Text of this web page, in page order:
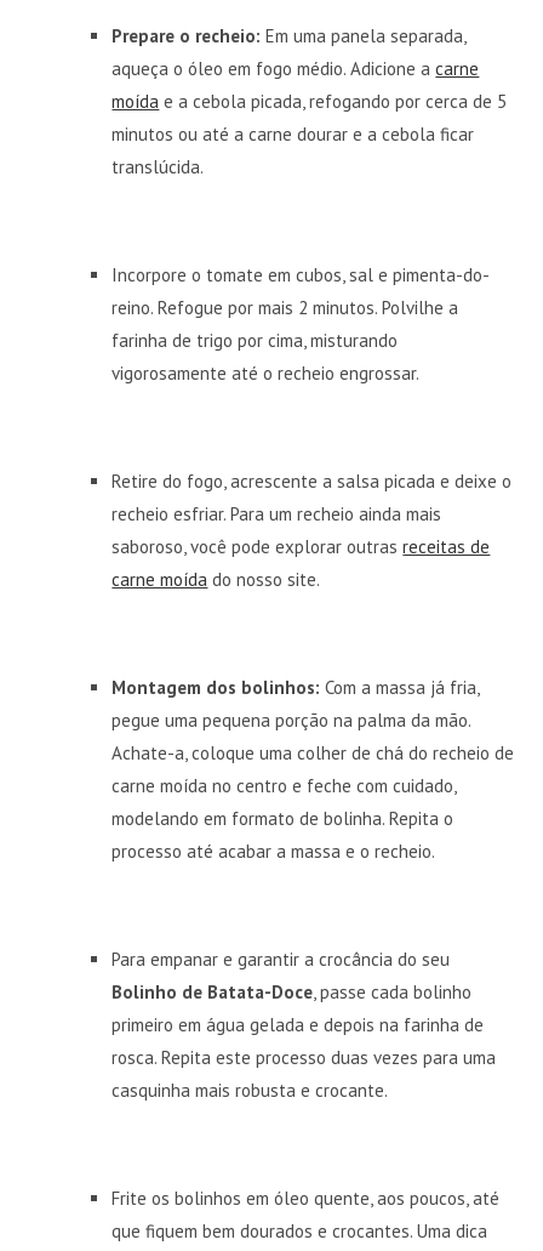
Prepare o recheio: Em uma panela separada,
aqueça o óleo em fogo médio. Adicione acarne
moída e a cebola picada, refogando por cerca de 5
minutos ou até a carne dourar e a cebola ficar
translúcida.
Incorpore o tomate em cubos, sal e pimenta-do-
reino. Refogue por mais 2 minutos. Polvilhe a
farinha de trigo por cima, misturando
vigorosamente até o recheio engrossar.
Retire do fogo, acrescente a salsa picada e deixe o
recheio esfriar. Para um recheio ainda mais
saboroso, você pode explorar outrasreceitas de
carne moída do nosso site.
Montagem dos bolinhos: Com a massa já fria,
pegue uma pequena porção na palma da mão.
Achate-a, coloque uma colher de chá do recheio de
carne moída no centro e feche com cuidado,
modelando em formato de bolinha. Repita o
processo até acabar a massa e o recheio.
Para empanar e garantir a crocância do seu
Bolinho de Batata-Doce, passe cada bolinho
primeiro em água gelada e depois na farinha de
rosca. Repita este processo duas vezes para uma
casquinha mais robusta e crocante.
Frite os bolinhos em óleo quente, aos poucos, até
que fiquem bem dourados e crocantes. Uma dica